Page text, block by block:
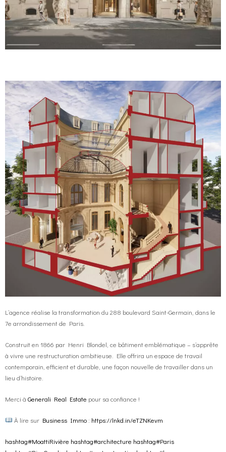
L’agence réalise la transformation du 288 boulevard Saint-Germain, dans le
7e arrondissement de Paris.
Construit en 1866 par Henri Blondel, ce bâtiment emblématique – s’apprête
à vivre une restructuration ambitieuse. Elle offrira un espace de travail
contemporain, efficient et durable, une façon nouvelle de travailler dans un
lieu d’histoire.
Merci à Generali Real Estate pour sa confiance !
À lire sur Business Immo: https://lnkd.in/eTZNKevm
hashtag#MoattiRivière hashtag#architecture hashtag#Paris